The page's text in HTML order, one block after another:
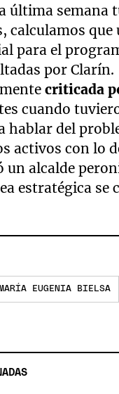
última semana
calculamos que
para el
por Clarín.
criticada
cuando
hablar del
activos con lo
un alcalde
estratégica
EUGENIA BIELSA